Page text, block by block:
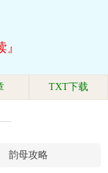
TXT下载
韵母攻略